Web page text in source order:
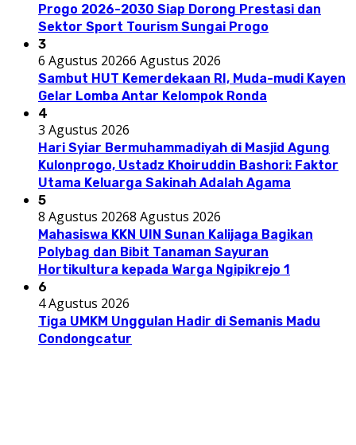
Progo 2026-2030 Siap Dorong Prestasi dan
Sektor Sport Tourism Sungai Progo
3
6 Agustus 20266 Agustus 2026
Sambut HUT Kemerdekaan RI, Muda-mudi Kayen
Gelar Lomba Antar Kelompok Ronda
4
3 Agustus 2026
Hari Syiar Bermuhammadiyah di Masjid Agung
Kulonprogo, Ustadz Khoiruddin Bashori: Faktor
Utama Keluarga Sakinah Adalah Agama
5
8 Agustus 20268 Agustus 2026
Mahasiswa KKN UIN Sunan Kalijaga Bagikan
Polybag dan Bibit Tanaman Sayuran
Hortikultura kepada Warga Ngipikrejo 1
6
4 Agustus 2026
Tiga UMKM Unggulan Hadir di Semanis Madu
Condongcatur